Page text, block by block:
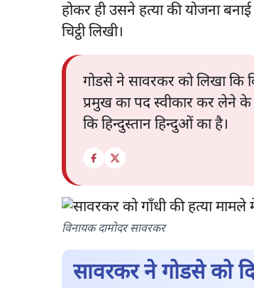
होकर ही उसने हत्या की योजना
चिट्ठी लिखी।
गोडसे ने सावरकर को लिखा कि
प्रमुख का पद स्वीकार कर लेने
कि हिन्दुस्तान हिन्दुओं का है।
विनायक दामोदर सावरकर
सावरकर ने गोडसे को